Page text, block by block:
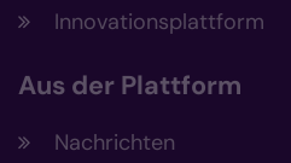
Innovationsplattform
Aus der Plattform
Nachrichten